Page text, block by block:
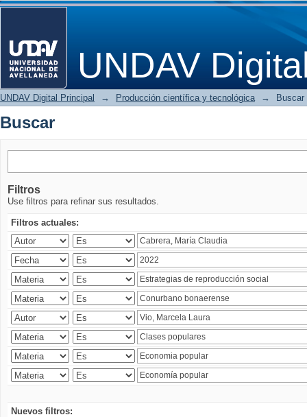
UNDAV
Buscar
UNDAV Digital Principal → Producción científica y tecnológica → Buscar
Buscar
Filtros
Use filtros para refinar sus resultados.
Filtros actuales:
Nuevos filtros: